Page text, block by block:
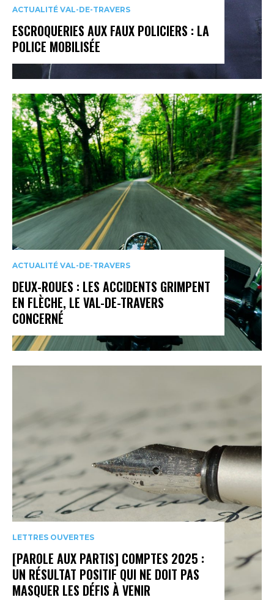
ACTUALITÉ VAL-DE-TRAVERS
ESCROQUERIES AUX FAUX POLICIERS : LA
POLICE MOBILISÉE
ACTUALITÉ VAL-DE-TRAVERS
DEUX-ROUES : LES ACCIDENTS GRIMPENT
EN FLÈCHE, LE VAL-DE-TRAVERS
CONCERNÉ
LETTRES OUVERTES
[PAROLE AUX PARTIS] COMPTES 2025 :
UN RÉSULTAT POSITIF QUI NE DOIT PAS
MASQUER LES DÉFIS À VENIR